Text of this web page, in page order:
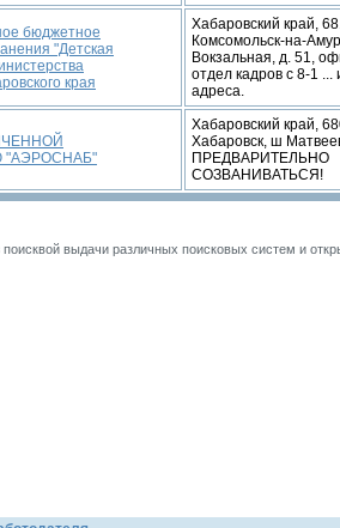
бюджетное
"Детская
края
Хабаровский край,
Комсомольск-на-
Вокзальная, д. 51,
отдел кадров с 8-1 ...
адреса.
"АЭРОСНАБ"
Хабаровский край,
Хабаровск, ш
ПРЕДВАРИТЕЛЬНО
СОЗВАНИВАТЬСЯ!
выдачи различных поисковых систем и